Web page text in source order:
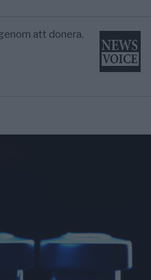
att donera,